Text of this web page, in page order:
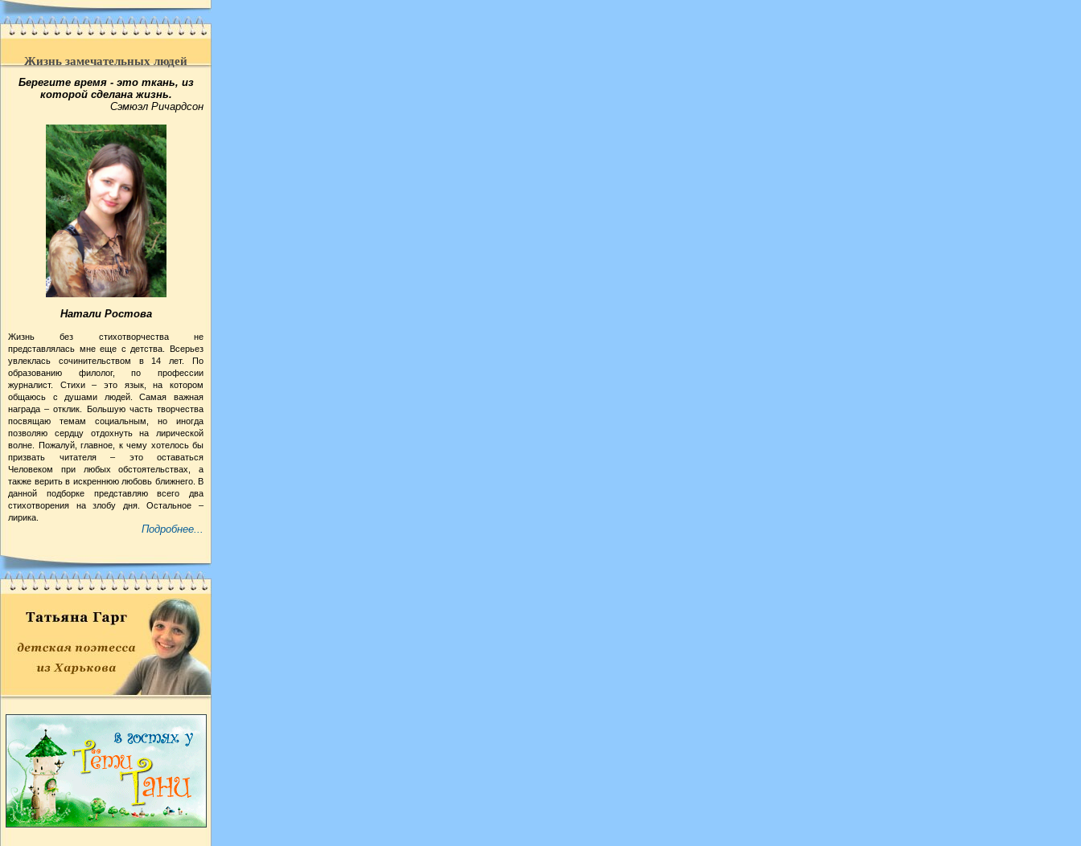
Жизнь замечательных людей
Берегите время - это ткань, из
которой сделана жизнь.
Сэмюэл Ричардсон
Натали Ростова
Жизнь без стихотворчества не
представлялась мне еще с детства. Всерьез
увлеклась сочинительством в 14 лет. По
образованию филолог, по профессии
журналист. Стихи – это язык, на котором
общаюсь с душами людей. Самая важная
награда – отклик. Большую часть творчества
посвящаю темам социальным, но иногда
позволяю сердцу отдохнуть на лирической
волне. Пожалуй, главное, к чему хотелось бы
призвать читателя – это оставаться
Человеком при любых обстоятельствах, а
также верить в искреннюю любовь ближнего. В
данной подборке представляю всего два
стихотворения на злобу дня. Остальное –
лирика.
Подробнее...